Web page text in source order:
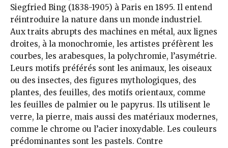
Siegfried Bing (1838-1905) à Paris en 1895. Il entend
réintroduire la nature dans un monde industriel.
Aux traits abrupts des machines en métal, aux lignes
droites, à la monochromie, les artistes préfèrent les
courbes, les arabesques, la polychromie, l’asymétrie.
Leurs motifs préférés sont les animaux, les oiseaux
ou des insectes, des figures mythologiques, des
plantes, des feuilles, des motifs orientaux, comme
les feuilles de palmier ou le papyrus. Ils utilisent le
verre, la pierre, mais aussi des matériaux modernes,
comme le chrome ou l’acier inoxydable. Les couleurs
prédominantes sont les pastels. Contre